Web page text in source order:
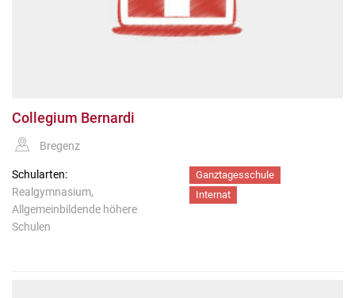
Collegium Bernardi
Bregenz
Schularten:
Realgymnasium,
Allgemeinbildende höhere
Schulen
Ganztagesschule
Internat